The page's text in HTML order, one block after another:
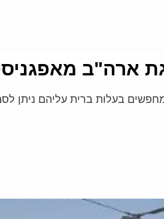
ארה"ב
בעלות ברית עליהם ניתן